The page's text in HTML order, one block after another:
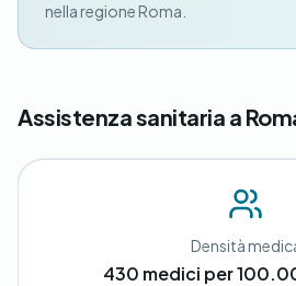
nella regione Roma.
Assistenza sanitaria a
Densità
430 medici per